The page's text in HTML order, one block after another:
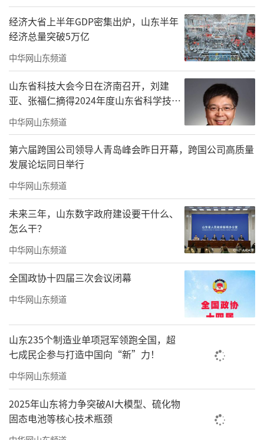
你有多久没好好在周末放松身心
带着自家宝贝
享受纯粹的亲子时光了?
这个周末，一场音乐盛典即将来袭
带你享受温馨舒适的亲子音乐时光
海尔产城创&未来艺术教育少年钢琴音乐会
邀您现场品鉴
带上孩子，踏着舒适的音乐
少年琴手们将用其娴熟的琴艺、专注的表
演
为大小观众们带来耳目一新的视听盛宴
让孩子近距离感受音乐的魅力
让欢声笑语在琴声中畅游
感受别样的钢琴音乐盛会！
活动时间/地点
经济大省上半年GDP密集出炉，山东半年
经济总量突破5万亿
中华网山东频道
山东省科技大会今日在济南召开，刘建
亚、张福仁摘得2024年度山东省科学技术
奖最高奖！
中华网山东频道
第六届跨国公司领导人青岛峰会昨日开幕，跨国公司高质量
发展论坛同日举行
中华网山东频道
未来三年，山东数字政府建设要干什么、
怎么干？
中华网山东频道
全国政协十四届三次会议闭幕
中华网山东频道
山东235个制造业单项冠军领跑全国，超
七成民企参与打造中国向“新”力！
中华网山东频道
2025年山东将力争突破AI大模型、硫化物
固态电池等核心技术瓶颈